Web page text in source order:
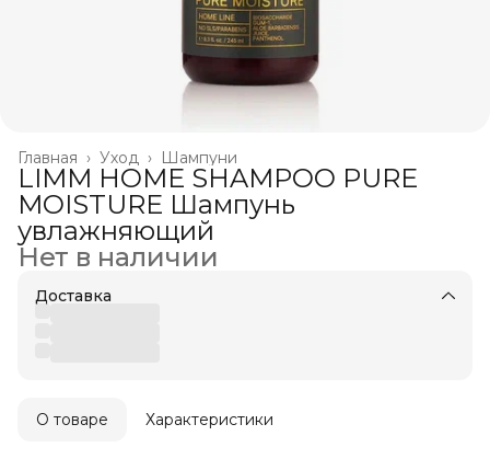
Шампуни
Уход ›
Главная ›
LIMM HOME SHAMPOO PURE
MOISTURE Шампунь
увлажняющий
Нет в наличии
Доставка
О товаре Характеристики